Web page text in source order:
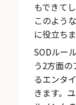
もできて
このよう
に役立ち
SODルー
う2方面
るエンタ
きます。